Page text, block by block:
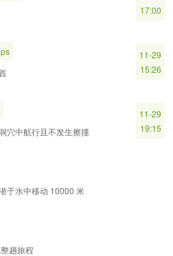
17:00
11-29
15:26
穴中航行且不发生擦撞
11-29
19:15
于水中移动 10000 米
趟旅程